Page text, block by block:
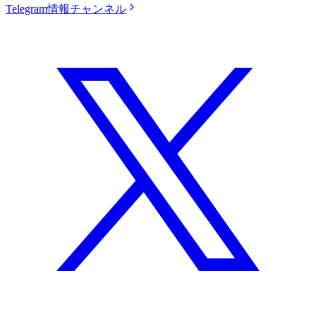
Telegram情報チャンネル